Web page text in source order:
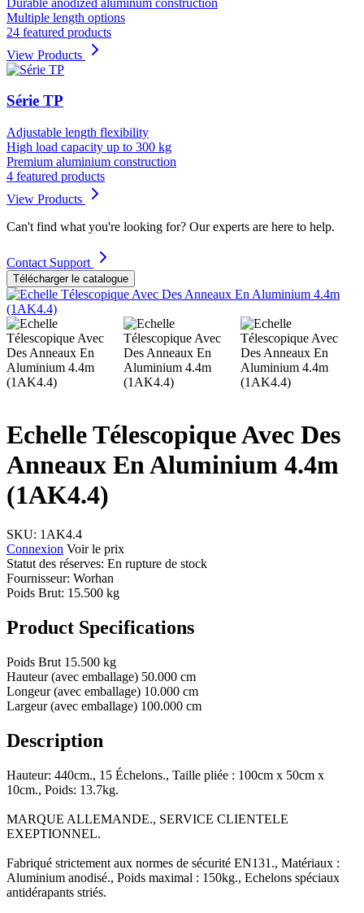
Multiple length options
24 featured products
View Products
Série TP
Adjustable length flexibility
High load capacity up to 300 kg
Premium aluminium construction
4 featured products
View Products
Can't find what you're looking for? Our experts are here to help.
Contact Support
Télécharger le catalogue
Echelle Télescopique Avec Des
Anneaux En Aluminium 4.4m
(1AK4.4)
SKU: 1AK4.4
Connexion Voir le prix
Statut des réserves: En rupture de stock
Fournisseur: Worhan
Poids Brut: 15.500 kg
Product Specifications
Poids Brut 15.500 kg
Hauteur (avec emballage) 50.000 cm
Longeur (avec emballage) 10.000 cm
Largeur (avec emballage) 100.000 cm
Description
Hauteur: 440cm., 15 Échelons., Taille pliée : 100cm x 50cm x
10cm., Poids: 13.7kg.
MARQUE ALLEMANDE., SERVICE CLIENTELE
EXEPTIONNEL.
Fabriqué strictement aux normes de sécurité EN131., Matériaux :
Aluminium anodisé., Poids maximal : 150kg., Echelons spéciaux
antidérapants striés.